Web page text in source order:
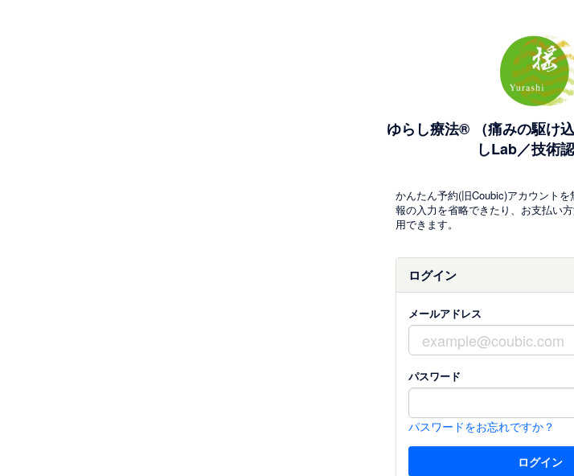
ゆらし療法® （痛みの駆け
しLab／技術
かんたん予約(旧Coubic)アカウント
報の入力を省略できたり、お支払い
用できます。
ログイン
メールアドレス
パスワード
パスワードをお忘れですか？